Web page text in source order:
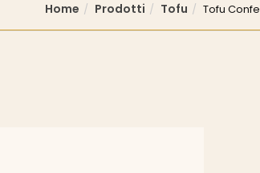
Home Prodotti Tofu Tofu